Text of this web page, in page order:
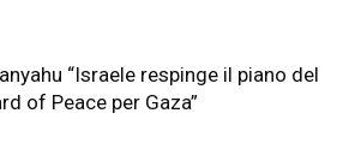
“Israele respinge il piano del
of Peace per Gaza”